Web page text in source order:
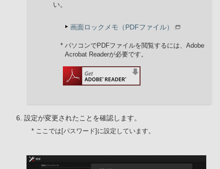
い。
画面ロックメモ（PDFファイル）
* パソコンでPDFファイルを閲覧するには、Adobe
Acrobat Readerが必要です。
設定が変更されたことを確認します。
* ここでは[パスワード]に設定しています。